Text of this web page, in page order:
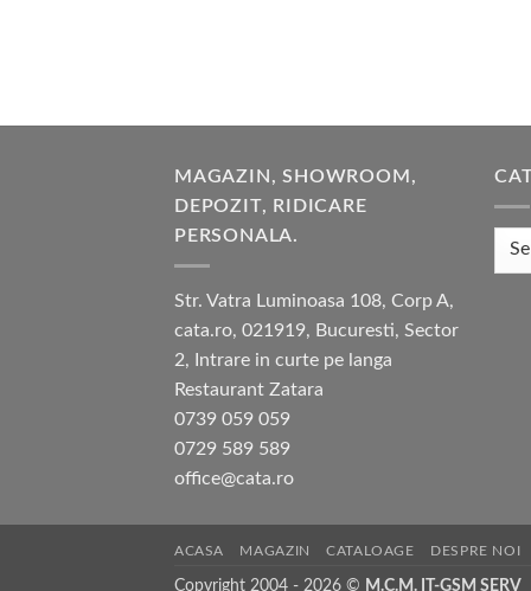
MAGAZIN, SHOWROOM,
DEPOZIT, RIDICARE
PERSONALA.
Str. Vatra Luminoasa 108, Corp A,
cata.ro, 021919, Bucuresti, Sector
2, Intrare in curte pe langa
Restaurant Zatara
0739 059 059
0729 589 589
office@cata.ro
ACASA MAGAZIN CATALOAGE DESPRE NOI
Copyright 2004 - 2026 © M.C.M. IT-GSM SERV